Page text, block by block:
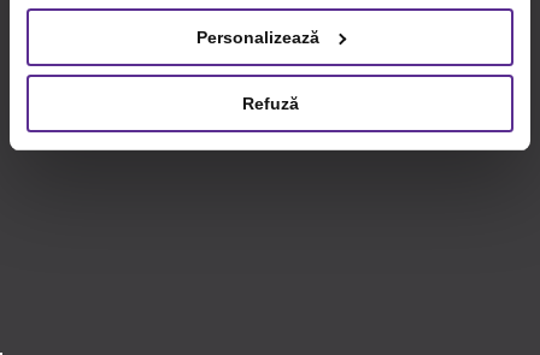
privind utilizarea modulelor cookie.Detalii
Personalizează
Refuză